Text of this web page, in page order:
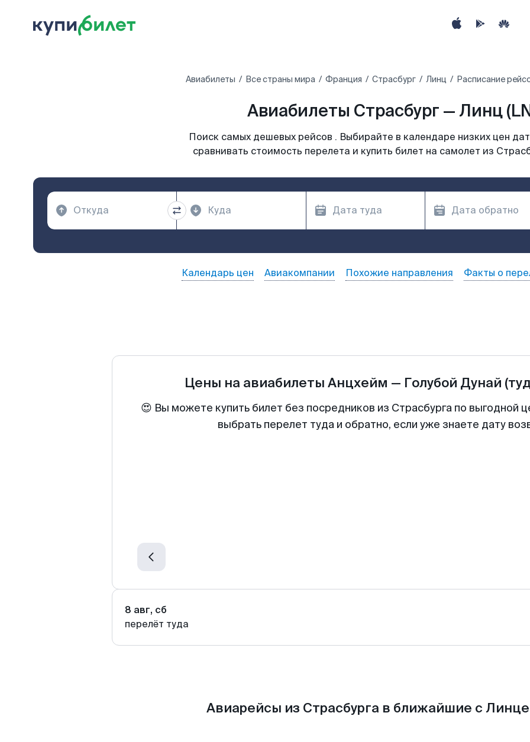
Авиабилеты Все страны мира Франция Страсбург Линц Расписание
Авиабилеты Страсбург — Линц
Поиск самых дешевых рейсов . Выбирайте в календаре низких цен
сравнивать стоимость перелета и купить билет на самолет из
Календарь цен Авиакомпании Похожие направления Факты о
Цены на авиабилеты Анцхейм — Голубой Дунай
😍 Вы можете купить билет без посредников из Страсбурга по выгодной
выбрать перелет туда и обратно, если уже знаете дату
8 авг, сб
перелёт туда
Авиарейсы из Страсбурга в ближайшие с